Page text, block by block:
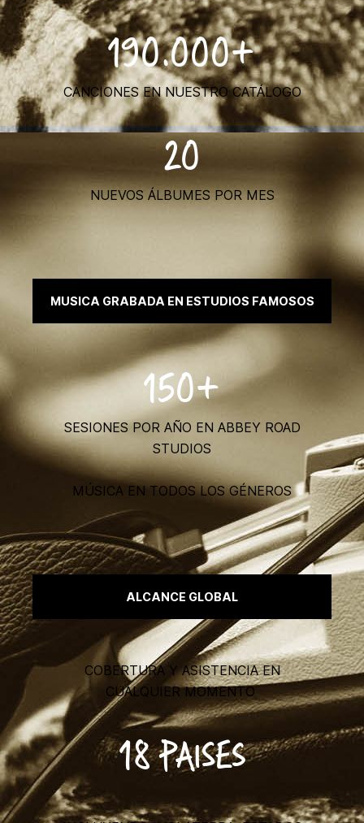
190.000+
CANCIONES EN NUESTRO CATÁLOGO
20
NUEVOS ÁLBUMES POR MES
MUSICA GRABADA EN ESTUDIOS FAMOSOS
150+
SESIONES POR AÑO EN ABBEY ROAD
STUDIOS
MÚSICA EN TODOS LOS GÉNEROS
ALCANCE GLOBAL
COBERTURA Y ASISTENCIA EN
CUALQUIER MOMENTO
18 PAISES